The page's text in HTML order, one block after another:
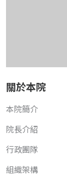
關於本院
本院簡介
院長介紹
行政團隊
組織架構